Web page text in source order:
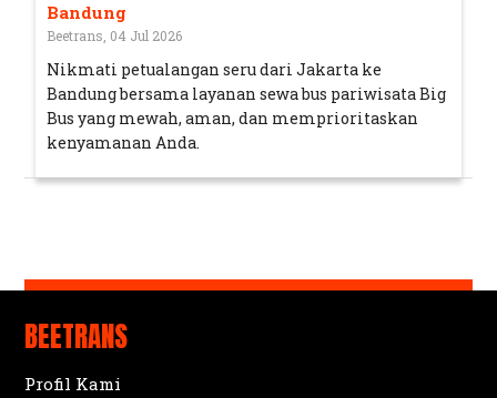
Bandung
Beetrans, 04 Jul 2026
Nikmati petualangan seru dari Jakarta ke
Bandung bersama layanan sewa bus pariwisata Big
Bus yang mewah, aman, dan memprioritaskan
kenyamanan Anda.
BEETRANS
Profil Kami